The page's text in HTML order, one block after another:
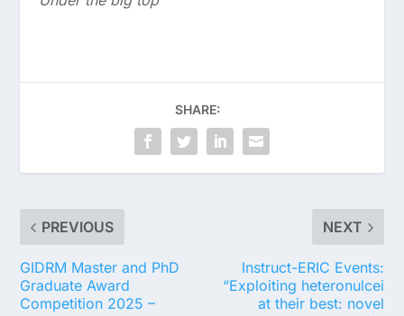
SHARE:
PREVIOUS
GIDRM Master and PhD
Graduate Award
Competition 2025 –
NEXT
Instruct-ERIC Events:
“Exploiting heteronulcei
at their best: novel